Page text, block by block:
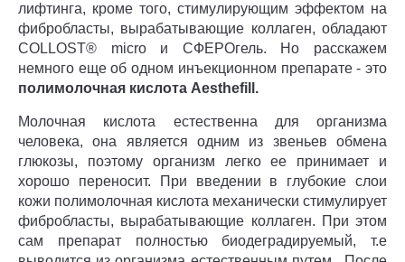
лифтинга, кроме того, стимулирующим эффектом на
фибробласты, вырабатывающие коллаген, обладают
COLLOST® micro и СФЕРОгель. Но расскажем
немного еще об одном инъекционном препарате - это
полимолочная кислота Aesthefill.
Молочная кислота естественна для организма
человека, она является одним из звеньев обмена
глюкозы, поэтому организм легко ее принимает и
хорошо переносит. При введении в глубокие слои
кожи полимолочная кислота механически стимулирует
фибробласты, вырабатывающие коллаген. При этом
сам препарат полностью биодеградируемый, т.е